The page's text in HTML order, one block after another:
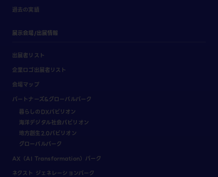
過去の実績
展示会場/出展情報
出展者リスト
企業ロゴ出展者リスト
会場マップ
パートナーズ&グローバルパーク
暮らしのDXパビリオン
海洋デジタル社会パビリオン
地方創生2.0パビリオン
グローバルパーク
AX（AI Transformation）パーク
ネクスト ジェネレーションパーク